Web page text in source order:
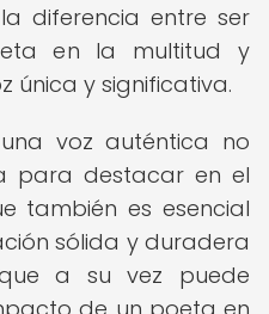
diferencia entre ser
en la multitud y
única y significativa.
voz auténtica no
para destacar en el
también es esencial
sólida y duradera
a su vez puede